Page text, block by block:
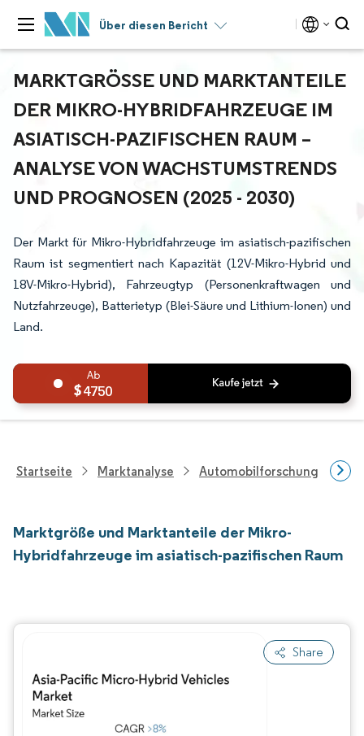
Über diesen Bericht
MARKTGRÖSSE UND MARKTANTEILE D
ER MIKRO-HYBRIDFAHRZEUGE IM A
SIATISCH-PAZIFISCHEN RAUM – A
NALYSE VON WACHSTUMSTRENDS U
ND PROGNOSEN (2025 - 2030)
Der Markt für Mikro-Hybridfahrzeuge im asiatisch-pazifischen
Raum ist segmentiert nach Kapazität (12V-Mikro-Hybrid und
18V-Mikro-Hybrid), Fahrzeugtyp (Personenkraftwagen und
Nutzfahrzeuge), Batterietyp (Blei-Säure und Lithium-Ionen) und
Land.
4750
Startseite Marktanalyse Automobilforschung
Marktgröße und Marktanteile der Mikro-
Hybridfahrzeuge im asiatisch-pazifischen Raum
Share